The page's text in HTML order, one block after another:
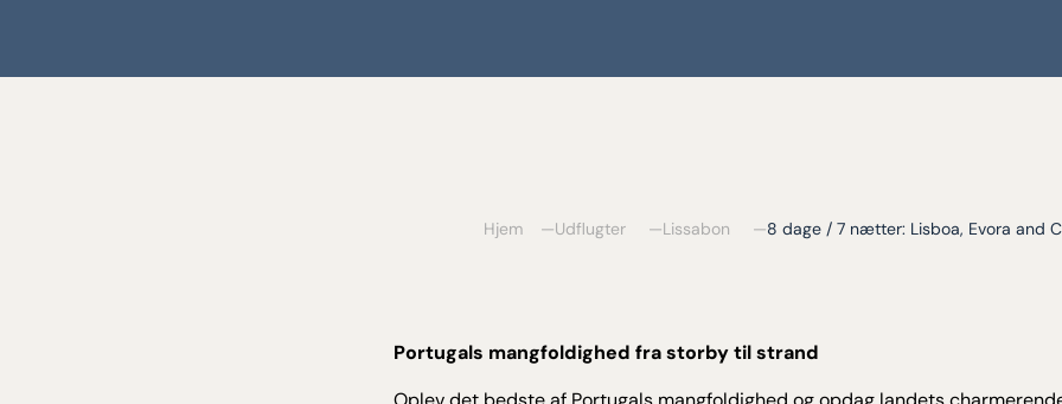
Hjem Udflugter Lissabon 8 dage / 7 nætter: Lisboa, Evora and
Portugals mangfoldighed fra storby til strand